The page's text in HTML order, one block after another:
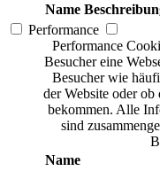
Name
Performance
Performance
Besucher eine
Besucher wie
der Website oder ob
bekommen. Alle
sind
Name